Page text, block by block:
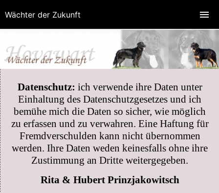
Datenschutz: ich verwende ihre Daten unter
Einhaltung des Datenschutzgesetzes und ich
bemühe mich die Daten so sicher, wie möglich
zu erfassen und zu verwahren. Eine Haftung für
Fremdverschulden kann nicht übernommen
werden. Ihre Daten weden keinesfalls ohne ihre
Zustimmung an Dritte weitergegeben.
Rita & Hubert Prinzjakowitsch
Wächter der Zukunft